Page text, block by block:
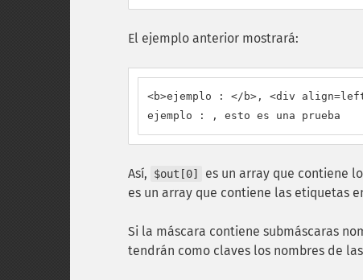
El ejemplo anterior mostrará:
<b>ejemplo : </b>, <div
ejemplo : , esto es una prueba
Así, $out[0] es un array que contiene
es un array que contiene las etiquetas
Si la máscara contiene submáscaras
tendrán como claves los nombres de